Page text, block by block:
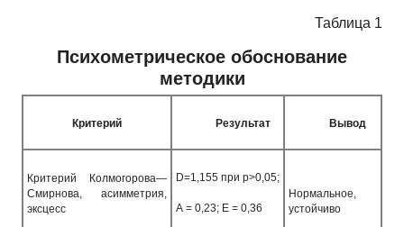
Таблица 1
Психометрическое обоснование
методики
Критерий Результат Вывод
Критерий Колмогорова—
Смирнова, асимметрия,
эксцесс
D=1,155 при р>0,05;
А = 0,23; Е = 0,36
Нормальное,
устойчиво